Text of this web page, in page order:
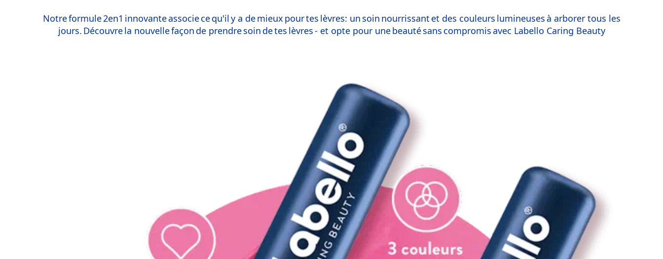
Notre formule 2en1 innovante associe ce qu'il y a de mieux pour tes lèvres: un soin nourrissant et des couleurs lumineuses à arborer tous les
jours. Découvre la nouvelle façon de prendre soin de tes lèvres - et opte pour une beauté sans compromis avec Labello Caring Beauty